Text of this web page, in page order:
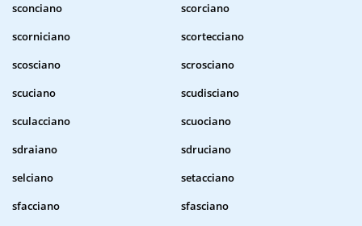
sconciano
scorciano
scorniciano
scortecciano
scosciano
scrosciano
scuciano
scudisciano
sculacciano
scuociano
sdraiano
sdruciano
selciano
setacciano
sfacciano
sfasciano